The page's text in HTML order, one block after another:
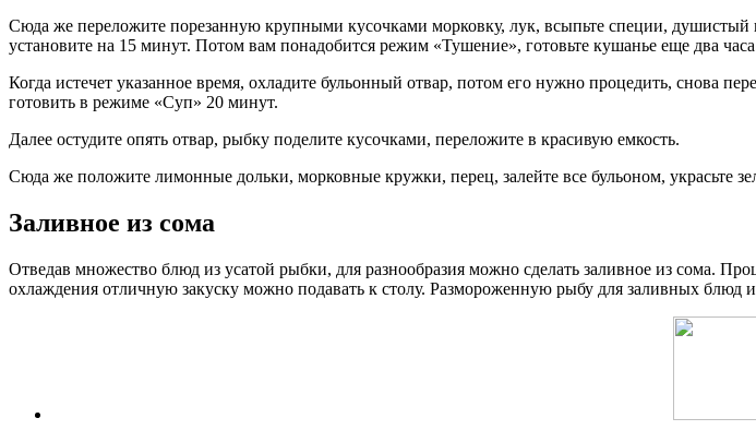
Сюда же переложите порезанную крупными кусочками морковку, лук, всыпьте специи,
установите на 15 минут. Потом вам понадобится режим «Тушение», готовьте кушанье еще два
Когда истечет указанное время, охладите бульонный отвар, потом его нужно процедить, снова
готовить в режиме «Суп» 20 минут.
Далее остудите опять отвар, рыбку поделите кусочками, переложите в красивую емкость.
Сюда же положите лимонные дольки, морковные кружки, перец, залейте все бульоном, украсьте
Заливное из сома
Отведав множество блюд из усатой рыбки, для разнообразия можно сделать заливное из сома.
охлаждения отличную закуску можно подавать к столу. Размороженную рыбу для заливных блюд